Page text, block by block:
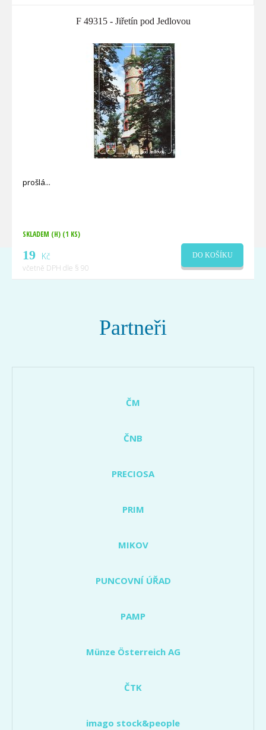
F 49315 - Jiřetín pod Jedlovou
prošlá
SKLADEM (H) (1 KS)
19 Kč
včetně DPH dle § 90
DO KOŠÍKU
Partneři
ČM
ČNB
PRECIOSA
PRIM
MIKOV
PUNCOVNÍ ÚŘAD
PAMP
Münze Österreich AG
ČTK
imago stock&people